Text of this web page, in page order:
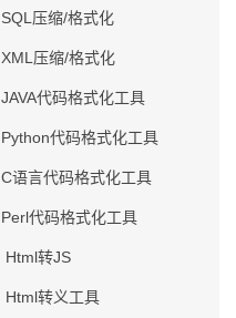
SQL压缩/格式化
XML压缩/格式化
JAVA代码格式化工具
Python代码格式化工具
C语言代码格式化工具
Perl代码格式化工具
Html转JS
Html转义工具